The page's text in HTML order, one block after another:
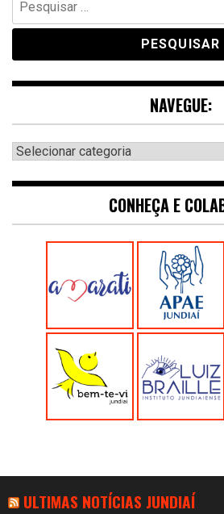
por:
NAVEGUE:
Navegue:
CONHEÇA E
ULTIMAS NOTÍCIAS JUNDIAÍ